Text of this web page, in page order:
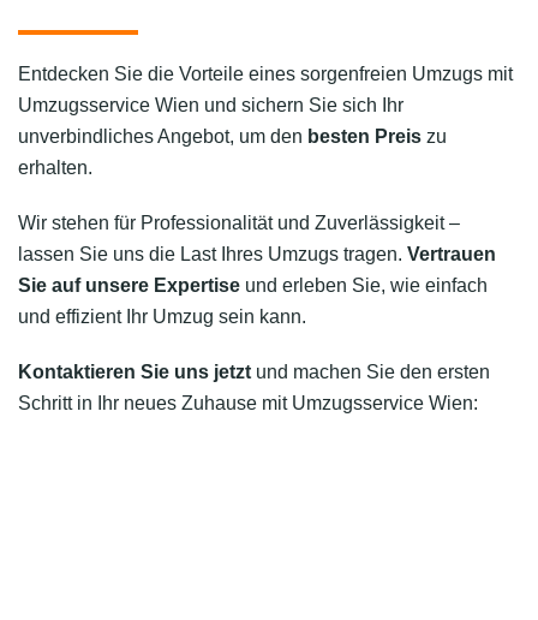
Entdecken Sie die Vorteile eines sorgenfreien Umzugs mit
Umzugsservice Wien und sichern Sie sich Ihr
unverbindliches Angebot, um den besten Preis zu
erhalten.
Wir stehen für Professionalität und Zuverlässigkeit –
lassen Sie uns die Last Ihres Umzugs tragen. Vertrauen
Sie auf unsere Expertise und erleben Sie, wie einfach
und effizient Ihr Umzug sein kann.
Kontaktieren Sie uns jetzt und machen Sie den ersten
Schritt in Ihr neues Zuhause mit Umzugsservice Wien: